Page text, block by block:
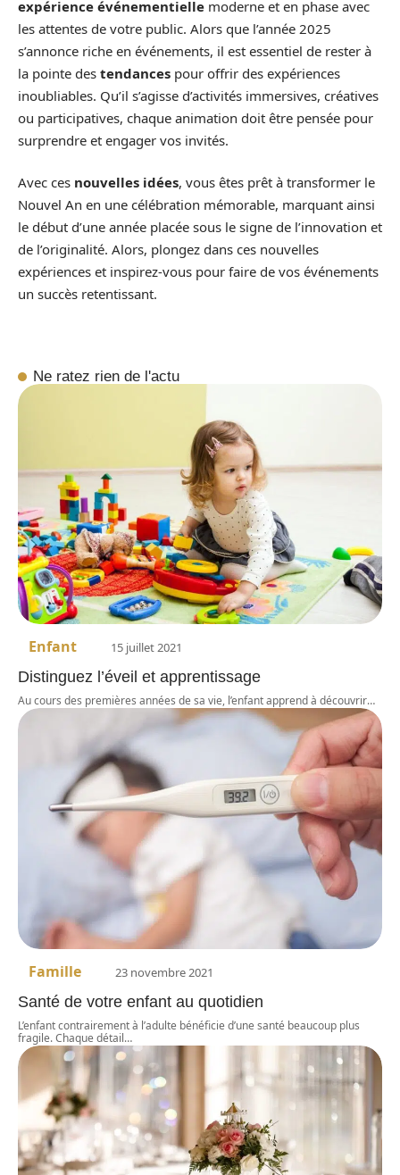
expérience événementielle moderne et en phase avec
les attentes de votre public. Alors que l’année 2025
s’annonce riche en événements, il est essentiel de rester à
la pointe des tendances pour offrir des expériences
inoubliables. Qu’il s’agisse d’activités immersives, créatives
ou participatives, chaque animation doit être pensée pour
surprendre et engager vos invités.
Avec ces nouvelles idées, vous êtes prêt à transformer le
Nouvel An en une célébration mémorable, marquant ainsi
le début d’une année placée sous le signe de l’innovation et
de l’originalité. Alors, plongez dans ces nouvelles
expériences et inspirez-vous pour faire de vos événements
un succès retentissant.
Ne ratez rien de l'actu
Enfant 15 juillet 2021
Distinguez l’éveil et apprentissage
Au cours des premières années de sa vie, l’enfant apprend à découvrir…
Famille 23 novembre 2021
Santé de votre enfant au quotidien
L’enfant contrairement à l’adulte bénéficie d’une santé beaucoup plus
fragile. Chaque détail…